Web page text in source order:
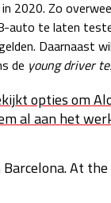
2020. Zo
auto te laten
Daarnaast
de young driver
opties om
al aan het
Barcelona. At